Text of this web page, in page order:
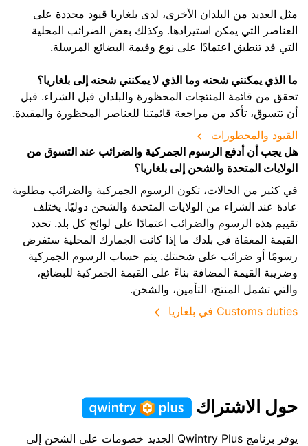
مثل العديد من البلدان الأخرى، لدى بلغاريا قيود محددة على
العناصر التي يمكن استيرادها. وكذلك بعض الضرائب المحلية
التي قد تنطبق اعتمادًا على نوع وقيمة البضائع المرسلة.
ما الذي يمكنني شحنه وما الذي لا يمكنني شحنه إلى بلغاريا؟
تحقق من قائمة المنتجات المحظورة والبلدان قبل الشراء. قبل
أن تتسوق، تأكد من مراجعة قائمتنا للعناصر المحظورة والمقيدة.
القيود والمحظورات
هل يجب أن أدفع الرسوم الجمركية والضرائب عند التسوق من
الولايات المتحدة والشحن إلى بلغاريا؟
في كثير من الحالات، تكون الرسوم الجمركية والضرائب مطلوبة
عادة عند الشراء من الولايات المتحدة والشحن دوليًا. يختلف
تقييم هذه الرسوم والضرائب اعتمادًا على لوائح كل بلد. تحدد
القيمة المعفاة في بلدك ما إذا كانت الجمارك المحلية ستفرض
رسومًا أو ضرائب على شحنتك. يتم حساب الرسوم الجمركية
وضريبة القيمة المضافة بناءً على القيمة الجمركية للبضائع،
والتي تشمل المنتج، التأمين، والشحن.
Customs duties في بلغاريا
حول الاشتراك
يوفر برنامج Qwintry Plus الجديد خصومات على الشحن إلى